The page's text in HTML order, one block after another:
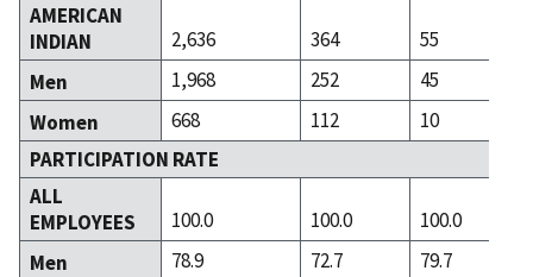
AMERICAN
INDIAN
2,636 364
55
Men
1,968 252
45
Women
668 112
10
PARTICIPATION RATE
ALL
EMPLOYEES
100.0 100.0
100.0
Men
78.9 72.7
79.7